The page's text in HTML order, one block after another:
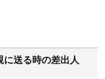
送る時の差出人